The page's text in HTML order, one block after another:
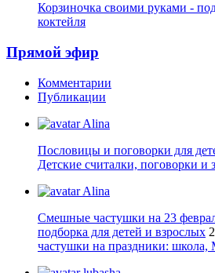
Корзиночка своими руками -
коктейля
Прямой эфир
Комментарии
Публикации
Alina
Пословицы и поговорки для
Детские считалки, поговорки и
Alina
Смешные частушки на 23
подборка для детей и взрослых 2
частушки на праздники: школа,